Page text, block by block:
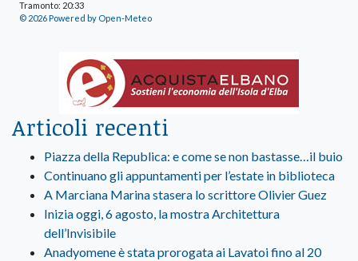
Tramonto: 20:33
© 2026 Powered by Open-Meteo
Articoli recenti
Piazza della Republica: e come se non bastasse…il buio
Continuano gli appuntamenti per l’estate in biblioteca
A Marciana Marina stasera lo scrittore Olivier Guez
Inizia oggi, 6 agosto, la mostra Architettura
dell’Invisibile
Anadyomene è stata prorogata ai Lavatoi fino al 20